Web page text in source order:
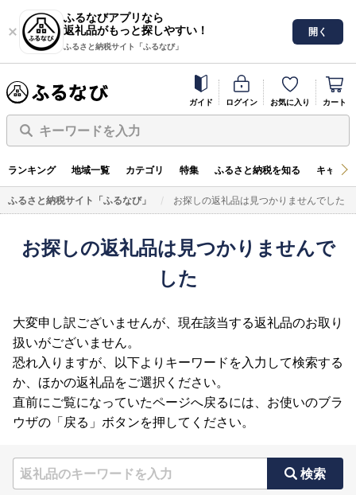
ふるなびアプリなら
返礼品がもっと探しやすい！
ふるさと納税サイト「ふるなび」
開く
ガイド ログイン お気に入り カート
キーワードを入力
ランキング 地域一覧 カテゴリ 特集 ふるさと納税を知る キャン
ふるさと納税サイト「ふるなび」 お探しの返礼品は見つかりませんでした
お探しの返礼品は見つかりませんで
した
大変申し訳ございませんが、現在該当する返礼品のお取り
扱いがございません。
恐れ入りますが、以下よりキーワードを入力して検索する
か、ほかの返礼品をご選択ください。
直前にご覧になっていたページへ戻るには、お使いのブラ
ウザの「戻る」ボタンを押してください。
検索